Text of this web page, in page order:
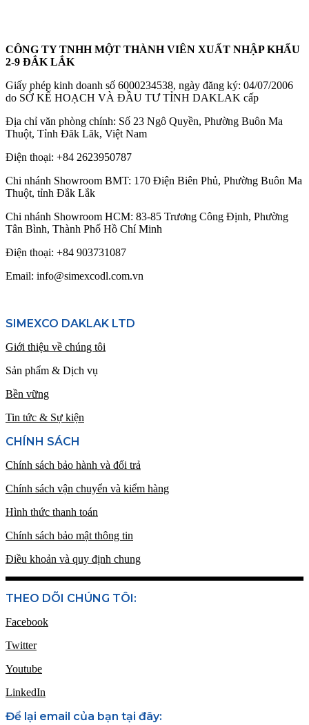
CÔNG TY TNHH MỘT THÀNH VIÊN XUẤT NHẬP KHẨU
2-9 ĐẮK LẮK
Giấy phép kinh doanh số 6000234538, ngày đăng ký: 04/07/2006
do SỞ KẾ HOẠCH VÀ ĐẦU TƯ TỈNH DAKLAK cấp
Địa chỉ văn phòng chính: Số 23 Ngô Quyền, Phường Buôn Ma
Thuột, Tỉnh Đăk Lăk, Việt Nam
Điện thoại: +84 2623950787
Chi nhánh Showroom BMT: 170 Điện Biên Phủ, Phường Buôn Ma
Thuột, tỉnh Đắk Lắk
Chi nhánh Showroom HCM: 83-85 Trương Công Định, Phường
Tân Bình, Thành Phố Hồ Chí Minh
Điện thoại: +84 903731087
Email: info@simexcodl.com.vn
SIMEXCO DAKLAK LTD
Giới thiệu về chúng tôi
Sản phẩm & Dịch vụ
Bền vững
Tin tức & Sự kiện
CHÍNH SÁCH
Chính sách bảo hành và đổi trả
Chính sách vận chuyển và kiểm hàng
Hình thức thanh toán
Chính sách bảo mật thông tin
Điều khoản và quy định chung
THEO DÕI CHÚNG TÔI:
Facebook
Twitter
Youtube
LinkedIn
Để lại email của bạn tại đây: